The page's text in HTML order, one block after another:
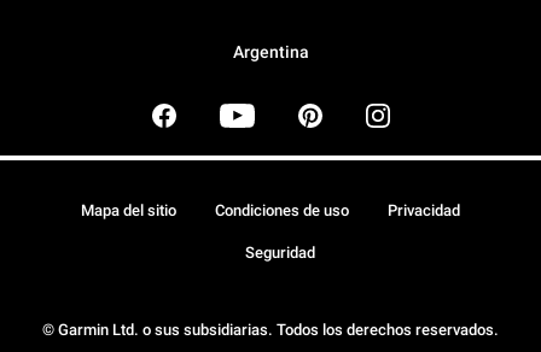
Argentina
© Garmin Ltd. o sus subsidiarias. Todos los derechos reservados.
Mapa del sitio Condiciones de uso Privacidad
Seguridad